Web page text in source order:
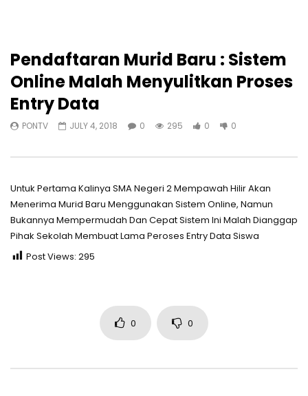
Pendaftaran Murid Baru : Sistem
Online Malah Menyulitkan Proses
Entry Data
PONTV JULY 4, 2018 0 295 0 0
Untuk Pertama Kalinya SMA Negeri 2 Mempawah Hilir Akan
Menerima Murid Baru Menggunakan Sistem Online, Namun
Bukannya Mempermudah Dan Cepat Sistem Ini Malah Dianggap
Pihak Sekolah Membuat Lama Peroses Entry Data Siswa
Post Views: 295
0 0